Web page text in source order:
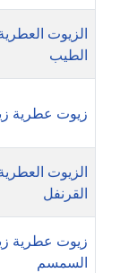
عاملة
الزيوت
الطيب
زيوت عطرية
الزيوت
القرنفل
زيوت عطرية
السمسم